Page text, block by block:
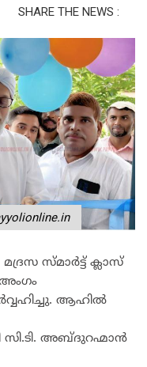
SHARE THE NEWS :
സ്മാർട്ട് ക്ലാസ്
ആഹിൽ
സി.ടി. അബ്ദുറഹ്മാൻ